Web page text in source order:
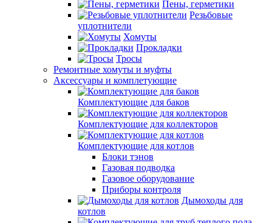
Пены, герметики
Резьбовые
уплотнители
Хомуты
Прокладки
Тросы
Ремонтные хомуты и муфты
Аксессуары и комплетующие
Комплектующие для баков
Комплектующие для коллекторов
Комплектующие для котлов
Блоки тэнов
Газовая подводка
Газовое оборудование
Приборы контроля
Дымоходы для
котлов